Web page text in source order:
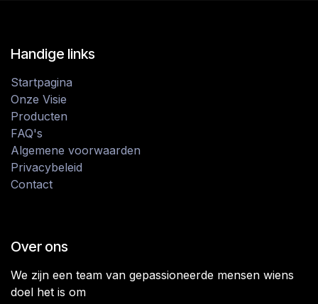
Handige links
Startpagina
Onze Visie
Producten
FAQ's
Algemene voorwaarden
Privacybeleid
Contact
Over ons
We zijn een team van gepassioneerde mensen wiens
doel het is om